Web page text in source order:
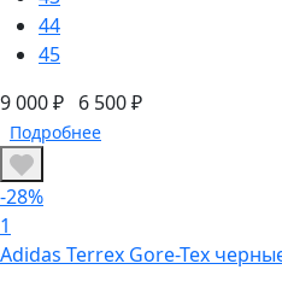
44
45
9 000 ₽ 6 500 ₽
Подробнее
-28%
1
Adidas Terrex Gore-Tex